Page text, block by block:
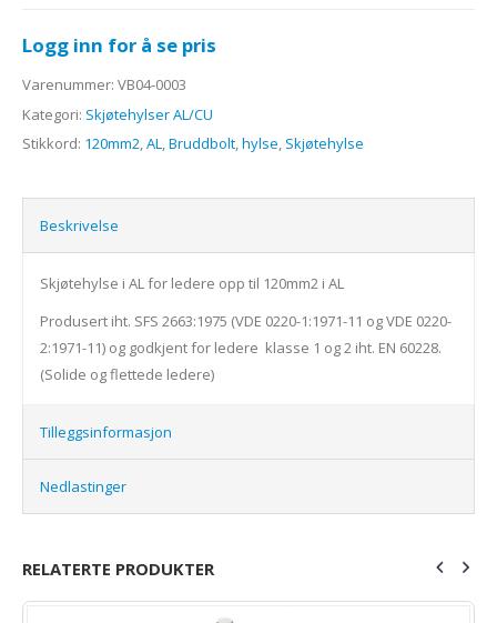
Logg inn for å se pris
Varenummer: VB04-0003
Kategori: Skjøtehylser AL/CU
Stikkord: 120mm2,AL,Bruddbolt,hylse, Skjøtehylse
Beskrivelse
Skjøtehylse i AL for ledere opp til 120mm2 i AL
Produsert iht. SFS 2663:1975 (VDE 0220-1:1971-11 og VDE 0220-
2:1971-11) og godkjent for ledere klasse 1 og 2 iht. EN 60228.
(Solide og flettede ledere)
Tilleggsinformasjon
Nedlastinger
RELATERTE PRODUKTER